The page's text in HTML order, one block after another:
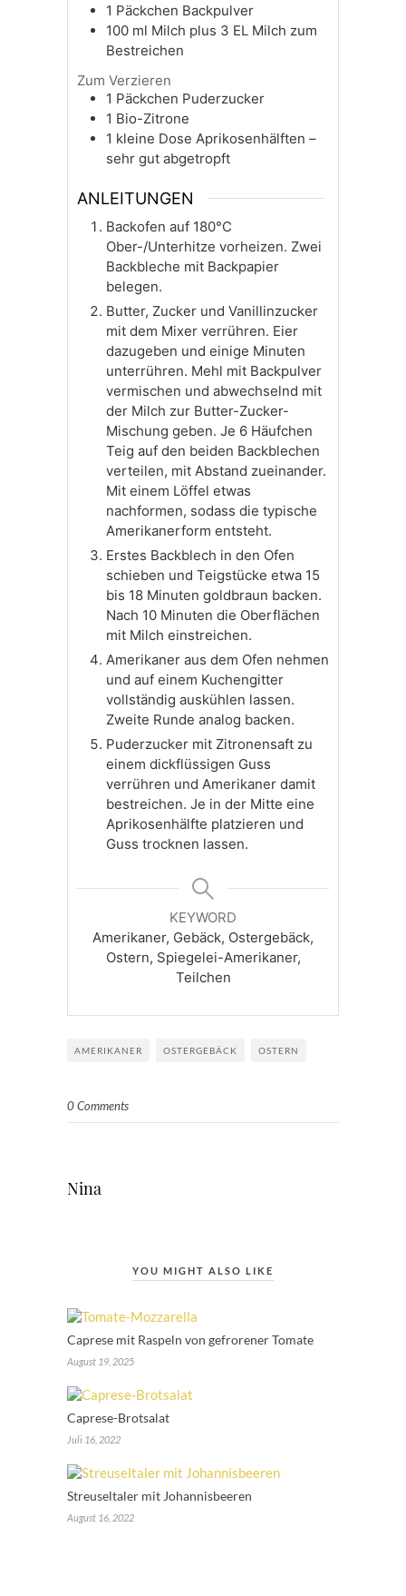
1 Päckchen Backpulver
100 ml Milch plus 3 EL Milch zum
Bestreichen
Zum Verzieren
1 Päckchen Puderzucker
1 Bio-Zitrone
1 kleine Dose Aprikosenhälften –
sehr gut abgetropft
ANLEITUNGEN
Backofen auf 180°C
Ober-/Unterhitze vorheizen. Zwei
Backbleche mit Backpapier
belegen.
Butter, Zucker und Vanillinzucker
mit dem Mixer verrühren. Eier
dazugeben und einige Minuten
unterrühren. Mehl mit Backpulver
vermischen und abwechselnd mit
der Milch zur Butter-Zucker-
Mischung geben. Je 6 Häufchen
Teig auf den beiden Backblechen
verteilen, mit Abstand zueinander.
Mit einem Löffel etwas
nachformen, sodass die typische
Amerikanerform entsteht.
Erstes Backblech in den Ofen
schieben und Teigstücke etwa 15
bis 18 Minuten goldbraun backen.
Nach 10 Minuten die Oberflächen
mit Milch einstreichen.
Amerikaner aus dem Ofen nehmen
und auf einem Kuchengitter
vollständig auskühlen lassen.
Zweite Runde analog backen.
Puderzucker mit Zitronensaft zu
einem dickflüssigen Guss
verrühren und Amerikaner damit
bestreichen. Je in der Mitte eine
Aprikosenhälfte platzieren und
Guss trocknen lassen.
KEYWORD
Amerikaner, Gebäck, Ostergebäck,
Ostern, Spiegelei-Amerikaner,
Teilchen
AMERIKANER OSTERGEBÄCK OSTERN
0 Comments
Nina
YOU MIGHT ALSO LIKE
Caprese mit Raspeln von gefrorener Tomate
August 19, 2025
Caprese-Brotsalat
Juli 16, 2022
Streuseltaler mit Johannisbeeren
August 16, 2022